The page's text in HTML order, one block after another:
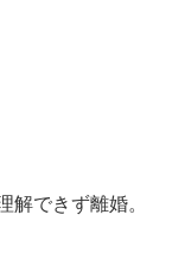
解できず離婚。